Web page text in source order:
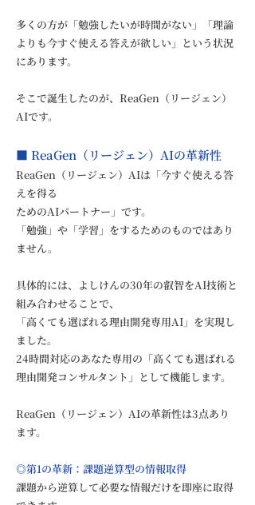
多くの方が「勉強したいが時間がない」「理論
よりも今すぐ使える答えが欲しい」という状況
にあります。
そこで誕生したのが、ReaGen（リージェン）
AIです。
■ ReaGen（リージェン）AIの革新性
ReaGen（リージェン）AIは「今すぐ使える答
えを得る
ためのAIパートナー」です。
「勉強」や「学習」をするためのものではあり
ません。
具体的には、よしけんの30年の叡智をAI技術と
組み合わせることで、
「高くても選ばれる理由開発専用AI」を実現し
ました。
24時間対応のあなた専用の「高くても選ばれる
理由開発コンサルタント」として機能します。
ReaGen（リージェン）AIの革新性は3点あり
ます。
◎第1の革新：課題逆算型の情報取得
課題から逆算して必要な情報だけを即座に取得